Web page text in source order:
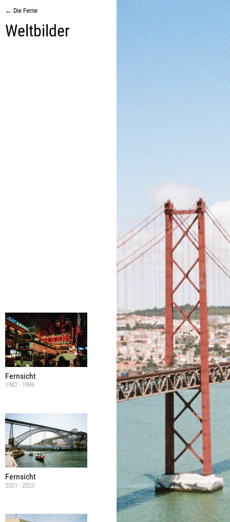
← Die Ferne
Weltbilder
Fernsicht
1982 - 1996
Fernsicht
2021 - 2023